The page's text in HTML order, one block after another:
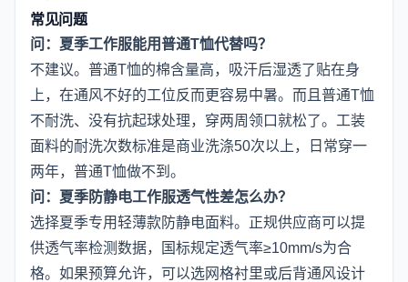
常见问题
问：夏季工作服能用普通T恤代替吗？
不建议。普通T恤的棉含量高，吸汗后湿透了贴在身
上，在通风不好的工位反而更容易中暑。而且普通T恤
不耐洗、没有抗起球处理，穿两周领口就松了。工装
面料的耐洗次数标准是商业洗涤50次以上，日常穿一
两年，普通T恤做不到。
问：夏季防静电工作服透气性差怎么办？
选择夏季专用轻薄款防静电面料。正规供应商可以提
供透气率检测数据，国标规定透气率≥10mm/s为合
格。如果预算允许，可以选网格衬里或后背通风设计